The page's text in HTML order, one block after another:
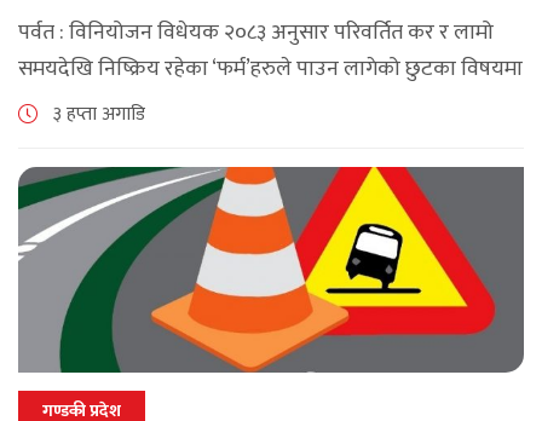
पर्वत : विनियोजन विधेयक २०८३ अनुसार परिवर्तित कर र लामो
समयदेखि निष्क्रिय रहेका ‘फर्म’हरुले पाउन लागेको छुटका विषयमा
पर्वतमा अन्तरक्रिया भएको छ , आन्तरिक राजश्व कार्यालय बागलुङ
३ हप्ता अगाडि
गण्डकी प्रदेश